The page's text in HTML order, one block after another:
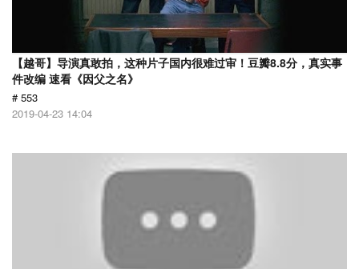
【越哥】导演真敢拍，这种片子国内很难过审！豆瓣8.8分，真实事
件改编 速看《因父之名》
# 553
2019-04-23 14:04